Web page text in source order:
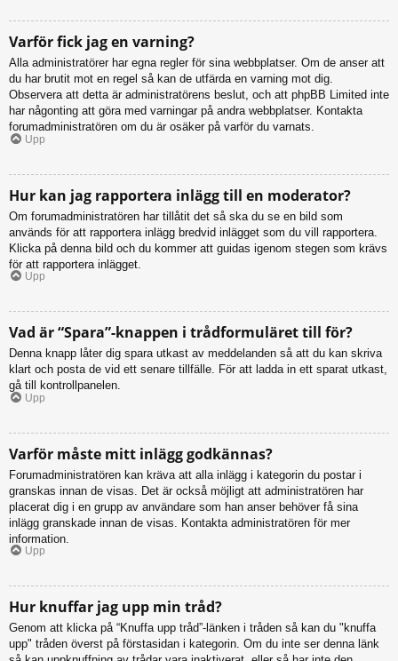
Varför fick jag en varning?
Alla administratörer har egna regler för sina webbplatser. Om de anser att
du har brutit mot en regel så kan de utfärda en varning mot dig.
Observera att detta är administratörens beslut, och att phpBB Limited inte
har någonting att göra med varningar på andra webbplatser. Kontakta
forumadministratören om du är osäker på varför du varnats.
Upp
Hur kan jag rapportera inlägg till en moderator?
Om forumadministratören har tillåtit det så ska du se en bild som
används för att rapportera inlägg bredvid inlägget som du vill rapportera.
Klicka på denna bild och du kommer att guidas igenom stegen som krävs
för att rapportera inlägget.
Upp
Vad är “Spara”-knappen i trådformuläret till för?
Denna knapp låter dig spara utkast av meddelanden så att du kan skriva
klart och posta de vid ett senare tillfälle. För att ladda in ett sparat utkast,
gå till kontrollpanelen.
Upp
Varför måste mitt inlägg godkännas?
Forumadministratören kan kräva att alla inlägg i kategorin du postar i
granskas innan de visas. Det är också möjligt att administratören har
placerat dig i en grupp av användare som han anser behöver få sina
inlägg granskade innan de visas. Kontakta administratören för mer
information.
Upp
Hur knuffar jag upp min tråd?
Genom att klicka på “Knuffa upp tråd”-länken i tråden så kan du "knuffa
upp" tråden överst på förstasidan i kategorin. Om du inte ser denna länk